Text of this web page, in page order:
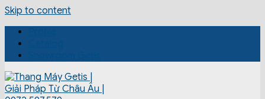
Skip to content